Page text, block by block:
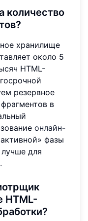
количество
хранилище
около 5
HTML-
резервное
в
онлайн-
фазы
для
HTML-